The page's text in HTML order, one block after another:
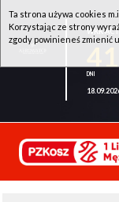
WKK
Ta strona używa cookies
Korzystając ze strony
zgody powinieneś zmienić